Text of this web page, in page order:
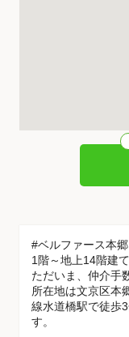
#ベルファース本
1階～地上14階建て
ただいま、仲介手
所在地は文京区本
線水道橋駅で徒歩
す。